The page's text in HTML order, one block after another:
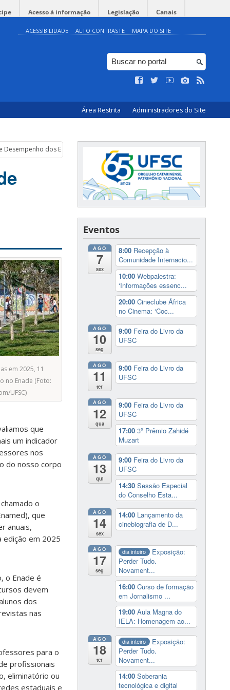
Acesso à informação Legislação Canais
ACESSIBILIDADE ALTO CONTRASTE MAPA DO SITE
Área Restrita Administradores do Site
dos Estudantes
em 2025, 11
no Enade (Foto:
UFSC)
que
um indicador
nos
do nosso corpo
o
que
anuais,
edição em 2025
o Enade é
devem
dos
nas
para o
profissionais
eliminatório ou
estaduais e
Eventos
AGO
7
sex
8:00 Recepção à
Comunidade Internacio...
10:00 Webpalestra:
‘Informações essenc...
20:00 Cineclube África
no Cinema: ‘Coc...
AGO
10
seg
9:00 Feira do Livro da
UFSC
AGO
11
ter
9:00 Feira do Livro da
UFSC
AGO
12
qua
9:00 Feira do Livro da
UFSC
17:00 3º Prêmio Zahidé
Muzart
AGO
13
qui
9:00 Feira do Livro da
UFSC
14:30 Sessão Especial
do Conselho Esta...
AGO
14
sex
14:00 Lançamento da
cinebiografia de D...
AGO
17
seg
dia inteiro
Exposição:
Perder Tudo.
Novament...
16:00 Curso de formação
em Jornalismo ...
19:00 Aula Magna do
IELA: Homenagem ao...
AGO
18
ter
dia inteiro
Exposição:
Perder Tudo.
Novament...
14:00 Soberania
tecnológica e digital